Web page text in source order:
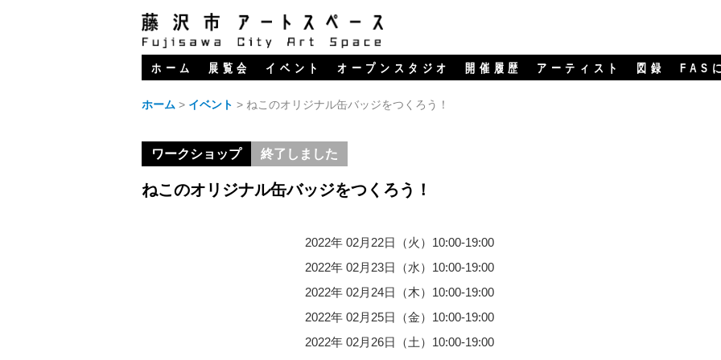
ホーム 展覧会 イベント オープンスタジオ 開催履歴 アーティスト 図録 FAS
ホーム > イベント > ねこのオリジナル缶バッジをつくろう！
ワークショップ 終了しました
ねこのオリジナル缶バッジをつくろう！
2022年 02月22日（火）10:00-19:00
2022年 02月23日（水）10:00-19:00
2022年 02月24日（木）10:00-19:00
2022年 02月25日（金）10:00-19:00
2022年 02月26日（土）10:00-19:00